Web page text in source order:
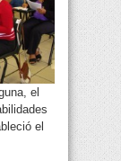
el
el